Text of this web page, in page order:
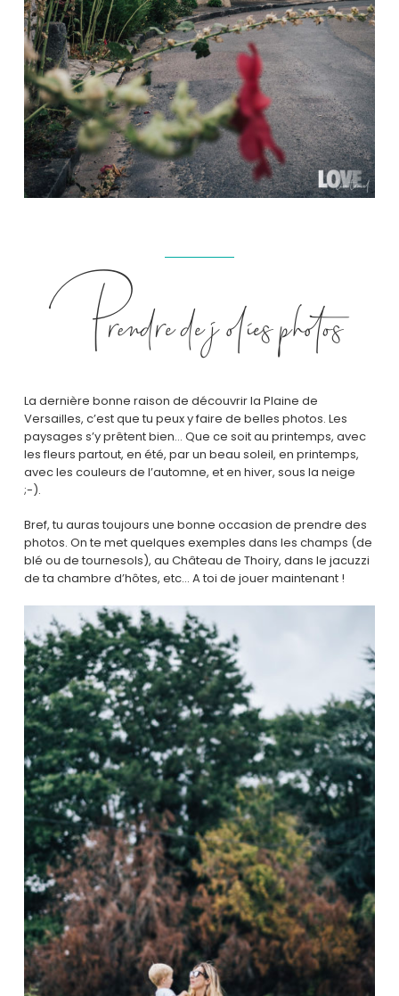
Prendre de jolies photos
La dernière bonne raison de découvrir la Plaine de
Versailles, c’est que tu peux y faire de belles photos. Les
paysages s’y prêtent bien… Que ce soit au printemps, avec
les fleurs partout, en été, par un beau soleil, en printemps,
avec les couleurs de l’automne, et en hiver, sous la neige
;-).
Bref, tu auras toujours une bonne occasion de prendre des
photos. On te met quelques exemples dans les champs (de
blé ou de tournesols), au Château de Thoiry, dans le jacuzzi
de ta chambre d’hôtes, etc… A toi de jouer maintenant !